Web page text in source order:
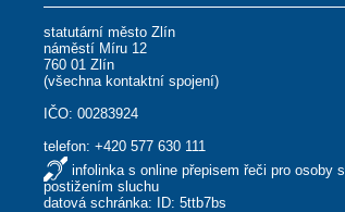
statutární město Zlín
náměstí Míru 12
760 01 Zlín
(všechna kontaktní spojení)
IČO: 00283924
telefon:+420 577 630 111
infolinka s online přepisem řeči pro osoby s
postižením sluchu
datová schránka: ID: 5ttb7bs